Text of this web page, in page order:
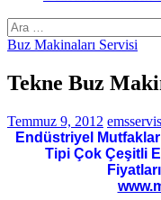
Arama:
Buz Makinaları Servisi
Tekne Buz
Temmuz 9, 2012
Endüstriyel
Tipi Çok Çeşitli